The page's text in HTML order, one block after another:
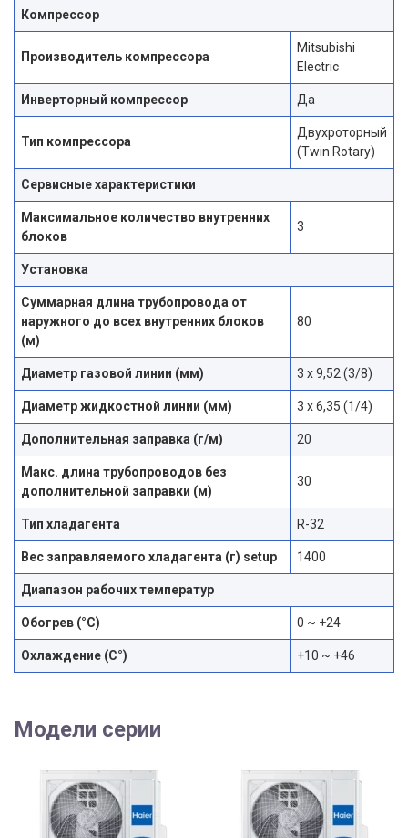
Компрессор
Производитель компрессора
Mitsubishi
Electric
Инверторный компрессор Да
Тип компрессора
Двухроторный
(Twin Rotary)
Сервисные характеристики
Максимальное количество внутренних
блоков
3
Установка
Суммарная длина трубопровода от
наружного до всех внутренних блоков
(м)
80
Диаметр газовой линии (мм) 3 x 9,52 (3/8)
Диаметр жидкостной линии (мм) 3 x 6,35 (1/4)
Дополнительная заправка (г/м) 20
Макс. длина трубопроводов без
дополнительной заправки (м)
30
Тип хладагента R-32
Вес заправляемого хладагента (г) setup 1400
Диапазон рабочих температур
Обогрев (°С) 0 ~ +24
Охлаждение (С°) +10 ~ +46
Модели серии